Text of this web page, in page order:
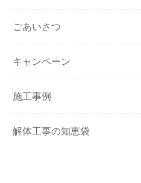
ごあいさつ
キャンペーン
施工事例
解体工事の知恵袋